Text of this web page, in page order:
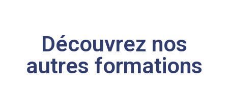
Découvrez nos
autres formations